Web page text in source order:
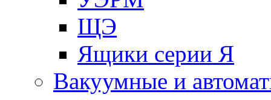
ЩЭ
Ящики серии Я
Вакуумные и